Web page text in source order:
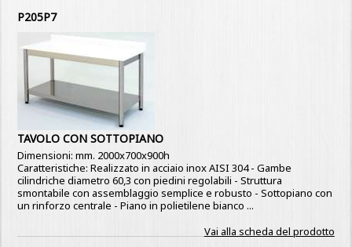
P205P7
TAVOLO CON SOTTOPIANO
Dimensioni: mm. 2000x700x900h
Caratteristiche: Realizzato in acciaio inox AISI 304 - Gambe
cilindriche diametro 60,3 con piedini regolabili - Struttura
smontabile con assemblaggio semplice e robusto - Sottopiano con
un rinforzo centrale - Piano in polietilene bianco ...
Vai alla scheda del prodotto